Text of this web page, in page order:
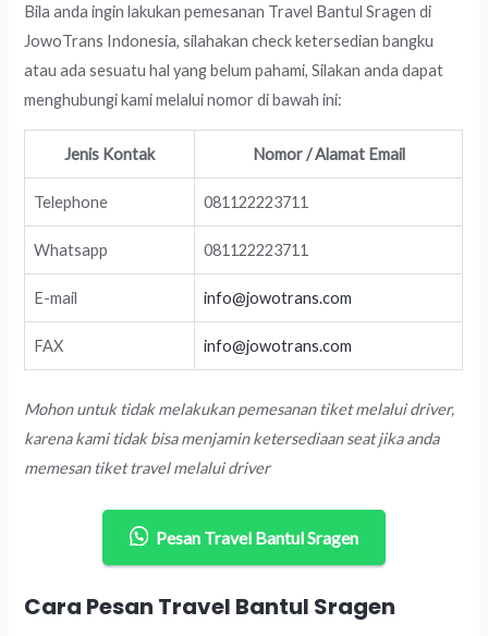
Bila anda ingin lakukan pemesanan Travel Bantul Sragen di
JowoTrans Indonesia, silahakan check ketersedian bangku
atau ada sesuatu hal yang belum pahami, Silakan anda dapat
menghubungi kami melalui nomor di bawah ini:
Jenis Kontak Nomor / Alamat Email
Telephone 081122223711
Whatsapp 081122223711
E-mail info@jowotrans.com
FAX info@jowotrans.com
Mohon untuk tidak melakukan pemesanan tiket melalui driver,
karena kami tidak bisa menjamin ketersediaan seat jika anda
memesan tiket travel melalui driver
Pesan Travel Bantul Sragen
Cara Pesan Travel Bantul Sragen